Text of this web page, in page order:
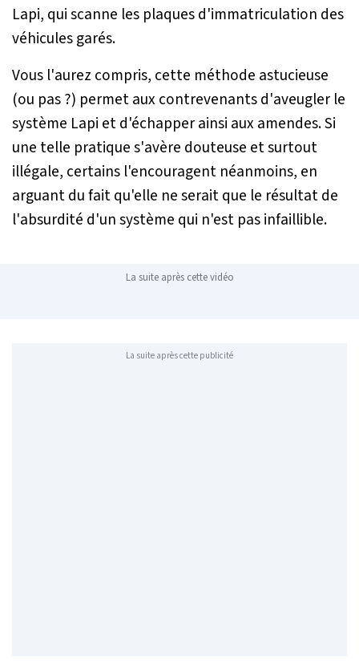
Lapi, qui scanne les plaques d'immatriculation des
véhicules garés.
Vous l'aurez compris, cette méthode astucieuse
(ou pas ?) permet aux contrevenants d'aveugler le
système Lapi et d'échapper ainsi aux amendes. Si
une telle pratique s'avère douteuse et surtout
illégale, certains l'encouragent néanmoins, en
arguant du fait qu'elle ne serait que le résultat de
l'absurdité d'un système qui n'est pas infaillible.
La suite après cette vidéo
La suite après cette publicité